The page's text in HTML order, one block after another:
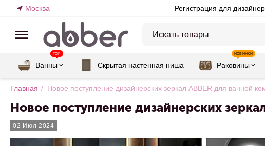
Москва Регистрация для
Ванны
TOP
Скрытая настенная ниша Раковины
НОВИНКИ
Главная / Новое поступление дизайнерских зеркал ABBER для ванной
Новое поступление дизайнерских
02 Июл 2024